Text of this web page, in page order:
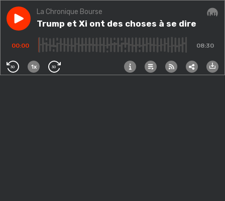
Play episodeTrump et Xi ont des choses à se dire
La Chronique Bourse
Trump et Xi ont des choses à se dire
00:00 08:30
30 1x 30